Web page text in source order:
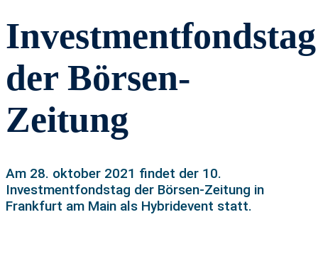
Investmentfondstag
der Börsen-
Zeitung
Am 28. oktober 2021 findet der 10.
Investmentfondstag der Börsen-Zeitung in
Frankfurt am Main als Hybridevent statt.